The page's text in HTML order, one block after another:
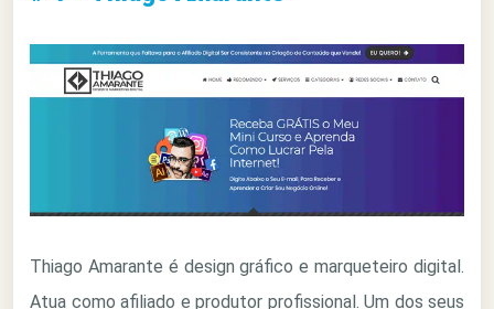
Thiago Amarante é design gráfico e marqueteiro digital.
Atua como afiliado e produtor profissional. Um dos seus